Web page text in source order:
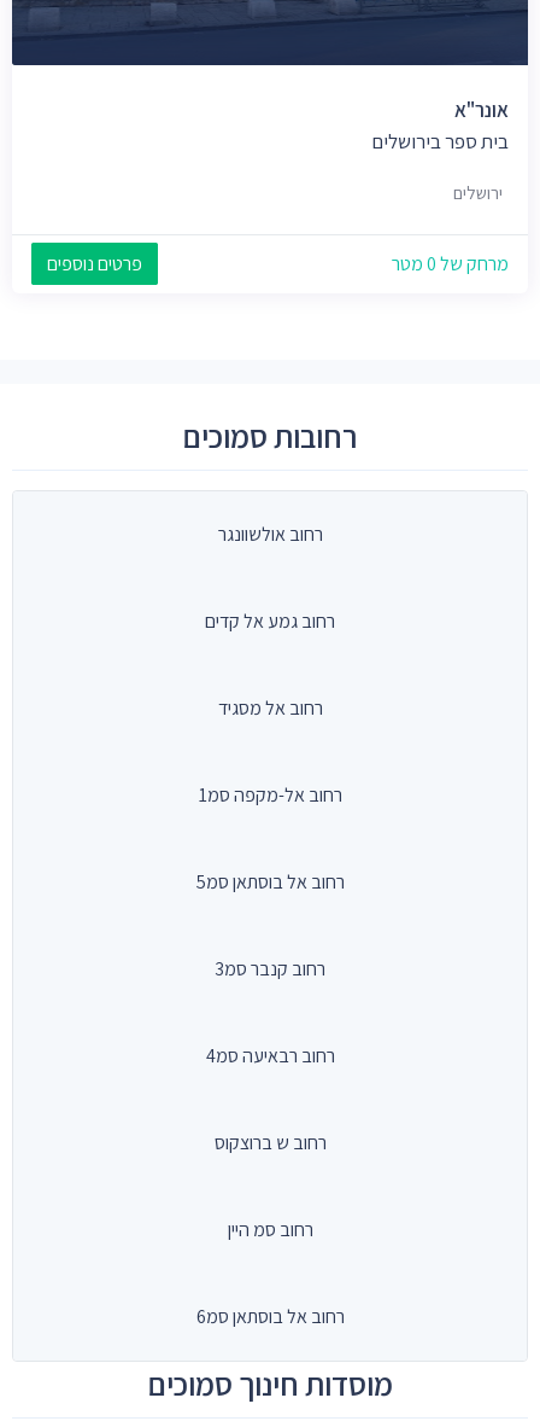
אונר"א
בית ספר בירושלים
ירושלים
מרחק של 0 מטר פרטים נוספים
רחובות סמוכים
רחוב אולשוונגר
רחוב גמע אל קדים
רחוב אל מסגיד
רחוב אל-מקפה סמ1
רחוב אל בוסתאן סמ5
רחוב קנבר סמ3
רחוב רבאיעה סמ4
רחוב ש ברוצקוס
רחוב סמ היין
רחוב אל בוסתאן סמ6
מוסדות חינוך סמוכים